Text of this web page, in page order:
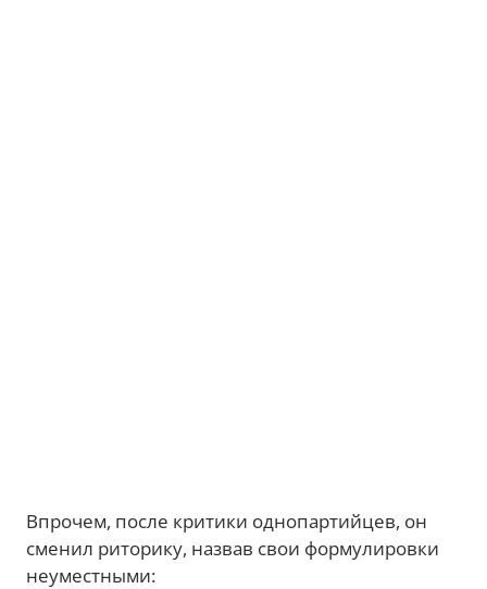
Впрочем, после критики однопартийцев, он
сменил риторику, назвав свои формулировки
неуместными: